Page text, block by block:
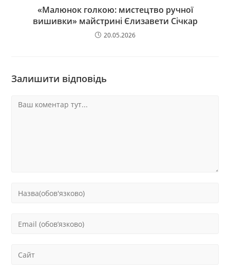
«Малюнок голкою: мистецтво ручної
вишивки» майстрині Єлизавети Січкар
20.05.2026
Залишити відповідь